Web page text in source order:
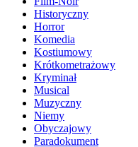
Historyczny
Horror
Komedia
Kostiumowy
Krótkometrażowy
Kryminał
Musical
Muzyczny
Niemy
Obyczajowy
Paradokument